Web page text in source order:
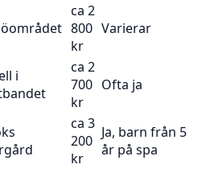
ca 2
800
kr
Varierar
i
ca 2
700
kr
Ofta ja
ca 3
200
kr
Ja, barn från 5
år på spa